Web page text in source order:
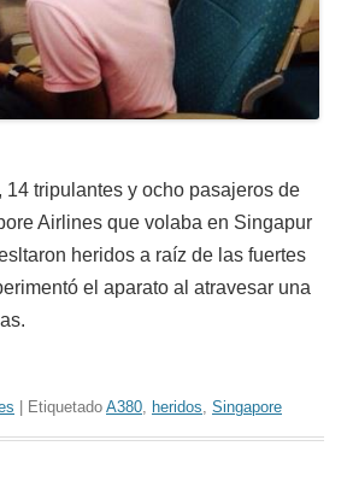
14 tripulantes y ocho pasajeros de
Airlines que volaba en Singapur
heridos a raíz de las fuertes
el aparato al atravesar una
| Etiquetado A380 heridos Singapore